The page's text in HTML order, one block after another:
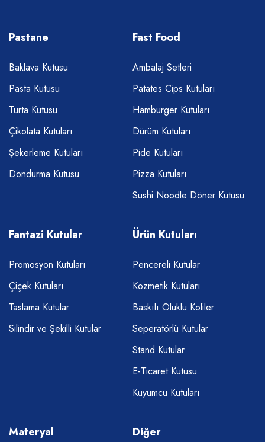
Pastane
Baklava Kutusu
Pasta Kutusu
Turta Kutusu
Çikolata Kutuları
Şekerleme Kutuları
Dondurma Kutusu
Fast Food
Ambalaj Setleri
Patates Cips Kutuları
Hamburger Kutuları
Dürüm Kutuları
Pide Kutuları
Pizza Kutuları
Sushi Noodle Döner Kutusu
Fantazi Kutular
Promosyon Kutuları
Çiçek Kutuları
Taslama Kutular
Silindir ve Şekilli Kutular
Ürün Kutuları
Pencereli Kutular
Kozmetik Kutuları
Baskılı Oluklu Koliler
Seperatörlü Kutular
Stand Kutular
E-Ticaret Kutusu
Kuyumcu Kutuları
Materyal Diğer